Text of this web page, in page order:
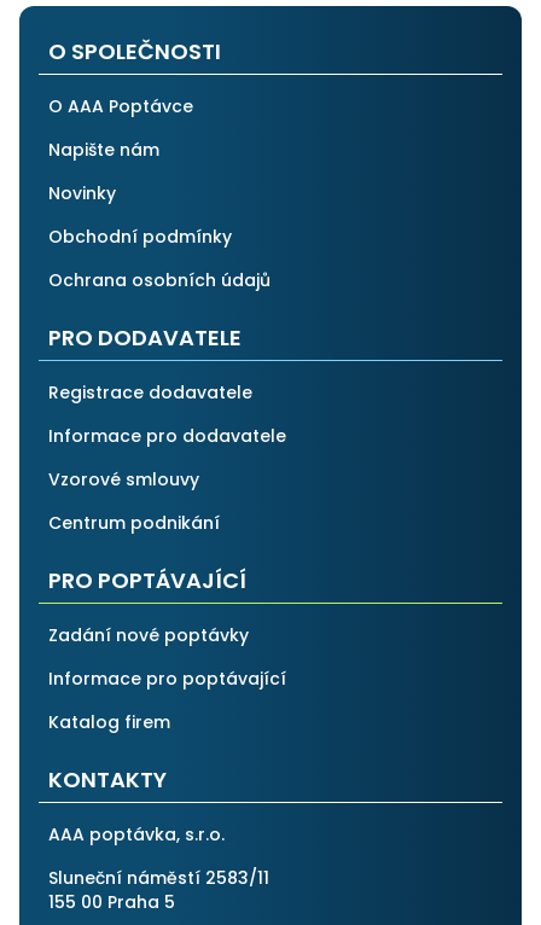
O SPOLEČNOSTI
O AAA Poptávce
Napište nám
Novinky
Obchodní podmínky
Ochrana osobních údajů
PRO DODAVATELE
Registrace dodavatele
Informace pro dodavatele
Vzorové smlouvy
Centrum podnikání
PRO POPTÁVAJÍCÍ
Zadání nové poptávky
Informace pro poptávající
Katalog firem
KONTAKTY
AAA poptávka, s.r.o.
Sluneční náměstí 2583/11
155 00 Praha 5